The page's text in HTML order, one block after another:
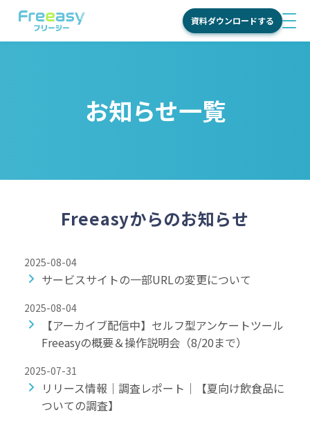
国内調査
流れ
オンライ
ビュー
集計ツー
アンケー
トフォー
活用目的別
商品・ブ
ランド理
解
広告・デ
ザインの
検証
提案・意
思決定
お役立ち情報
資料
調査レポ
ート
よくあるご質問
ロ
グ
イ
資料ダウンロードする
お知らせ一覧
Freeasyからのお知らせ
2025-08-04
サービスサイトの一部URLの変更について
2025-08-04
【アーカイブ配信中】セルフ型アンケートツール
Freeasyの概要＆操作説明会（8/20まで）
2025-07-31
リリース情報｜調査レポート｜【夏向け飲食品に
ついての調査】